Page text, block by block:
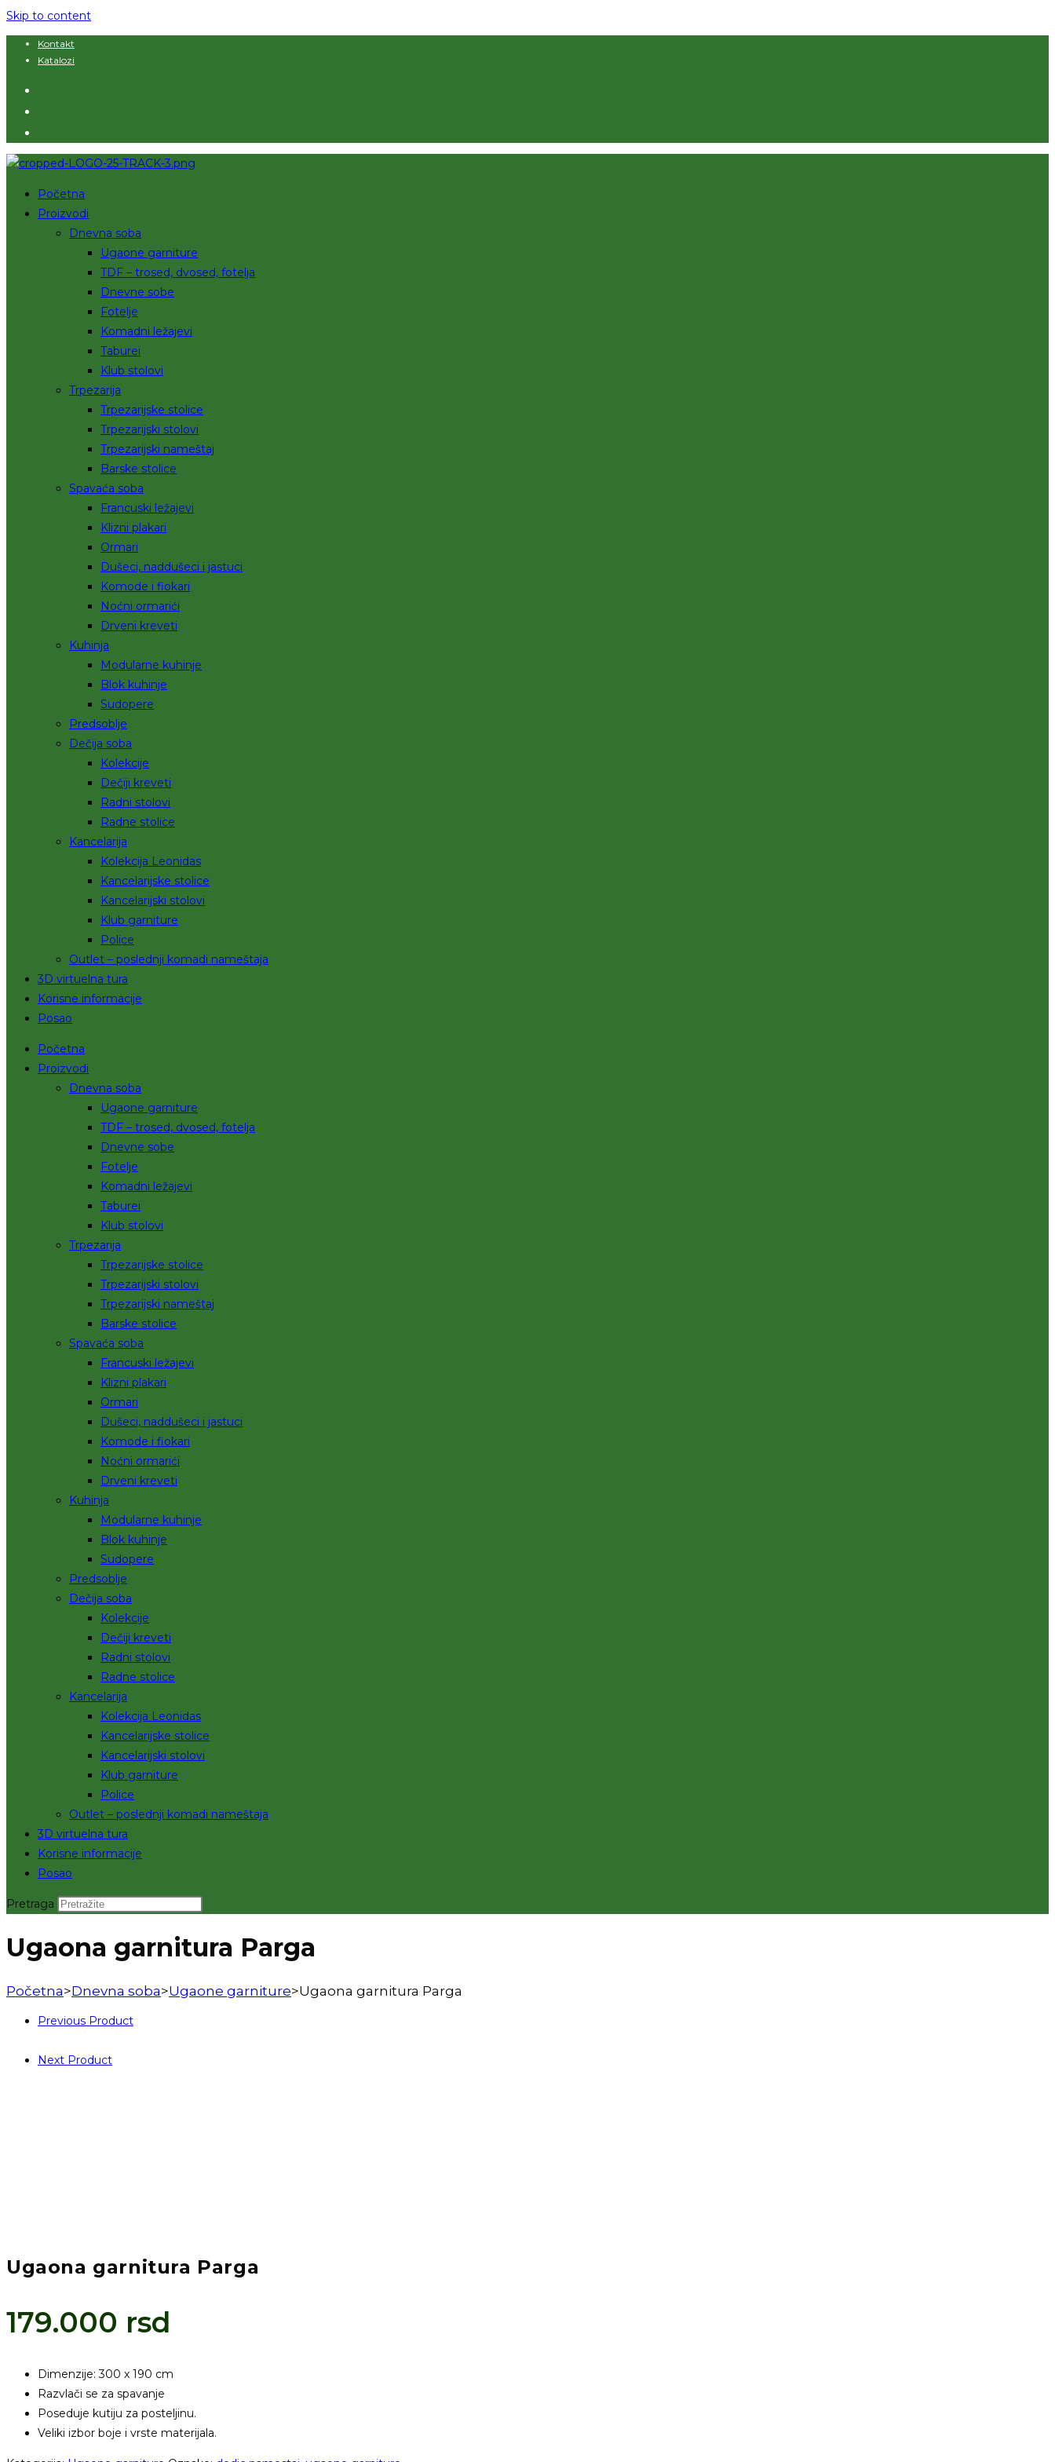
Skip to content
Kontakt
Katalozi
Početna
Proizvodi
Dnevna soba
Ugaone garniture
TDF – trosed, dvosed, fotelja
Dnevne sobe
Fotelje
Komadni ležajevi
Taburei
Klub stolovi
Trpezarija
Trpezarijske stolice
Trpezarijski stolovi
Trpezarijski nameštaj
Barske stolice
Spavaća soba
Francuski ležajevi
Klizni plakari
Ormari
Dušeci, naddušeci i jastuci
Komode i fiokari
Noćni ormarići
Drveni kreveti
Kuhinja
Modularne kuhinje
Blok kuhinje
Sudopere
Predsoblje
Dečija soba
Kolekcije
Dečiji kreveti
Radni stolovi
Radne stolice
Kancelarija
Kolekcija Leonidas
Kancelarijske stolice
Kancelarijski stolovi
Klub garniture
Police
Outlet – poslednji komadi nameštaja
3D virtuelna tura
Korisne informacije
Posao
Početna
Proizvodi
Dnevna soba
Ugaone garniture
TDF – trosed, dvosed, fotelja
Dnevne sobe
Fotelje
Komadni ležajevi
Taburei
Klub stolovi
Trpezarija
Trpezarijske stolice
Trpezarijski stolovi
Trpezarijski nameštaj
Barske stolice
Spavaća soba
Francuski ležajevi
Klizni plakari
Ormari
Dušeci, naddušeci i jastuci
Komode i fiokari
Noćni ormarići
Drveni kreveti
Kuhinja
Modularne kuhinje
Blok kuhinje
Sudopere
Predsoblje
Dečija soba
Kolekcije
Dečiji kreveti
Radni stolovi
Radne stolice
Kancelarija
Kolekcija Leonidas
Kancelarijske stolice
Kancelarijski stolovi
Klub garniture
Police
Outlet – poslednji komadi nameštaja
3D virtuelna tura
Korisne informacije
Posao
Pretraga
Ugaona garnitura Parga
Početna>Dnevna soba>Ugaone garniture>Ugaona garnitura Parga
Previous Product
Next Product
Ugaona garnitura Parga
179.000 rsd
Dimenzije: 300 x 190 cm
Razvlači se za spavanje
Poseduje kutiju za posteljinu.
Veliki izbor boje i vrste materijala.